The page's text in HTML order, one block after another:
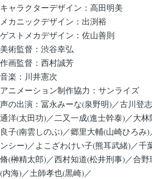
キャラクターデザイン：高田明美
メカニックデザイン：出渕裕
ゲストメカデザイン：佐山善則
美術監督：渋谷幸弘
作画監督：西村誠芳
音楽：川井憲次
アニメーション制作協力：サンライズ
声の出演：冨永みーな(泉野明)／古川登
通洋(太田功)／二又一成(進士幹泰)／大
良子(南雲しのぶ)／郷里大輔(山崎ひろみ
ンシー)／よこざわけい子(熊耳武緒)／千
脩(榊精太郎)／西村知道(松井刑事)／合
(内海)／土師孝也(黒崎)／